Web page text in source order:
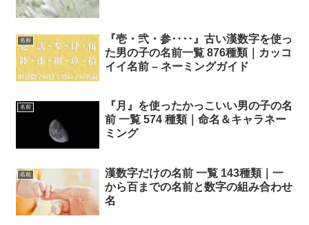
名前
『壱・弐・参‥‥』古い漢数字を使っ
た男の子の名前一覧 876種類｜カッコ
イイ名前 – ネーミングガイド
名前
『月』を使ったかっこいい男の子の名
前 一覧 574 種類｜命名＆キャラネー
ミング
名前
漢数字だけの名前 一覧 143種類｜一
から百までの名前と数字の組み合わせ
名